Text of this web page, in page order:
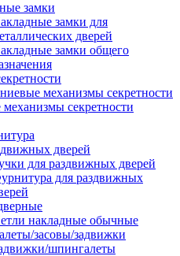
замки
замки для
дверей
замки общего
механизмы секретности
секретности
дверей
для раздвижных дверей
для раздвижных
накладные обычные
засовы/задвижки
шпингалеты